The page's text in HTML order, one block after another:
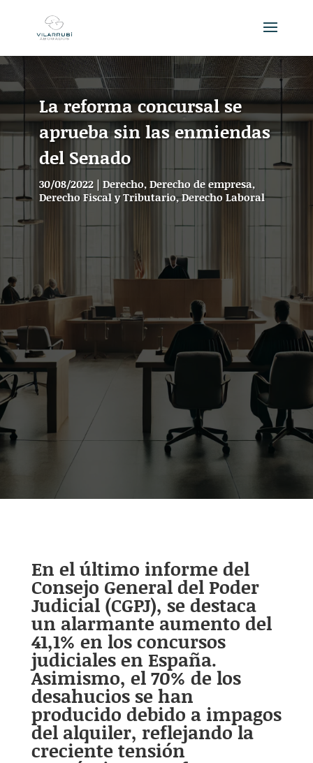
La reforma concursal se
aprueba sin las enmiendas
del Senado
30/08/2022 | Derecho,Derecho de empresa,
Derecho Fiscal y Tributario,Derecho Laboral
En el último informe del
Consejo General del Poder
Judicial (CGPJ), se destaca
un alarmante aumento del
41,1% en los concursos
judiciales en España.
Asimismo, el 70% de los
desahucios se han
producido debido a impagos
del alquiler, reflejando la
creciente tensión